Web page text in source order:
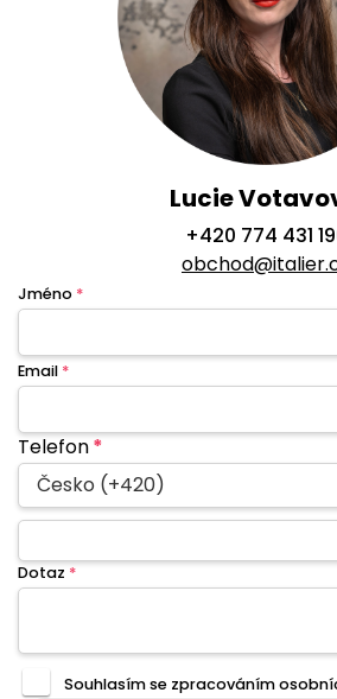
Lucie
+420 774 431
Jméno *
Email *
Telefon*
Česko (+420)
Dotaz *
Souhlasím se zpracováním